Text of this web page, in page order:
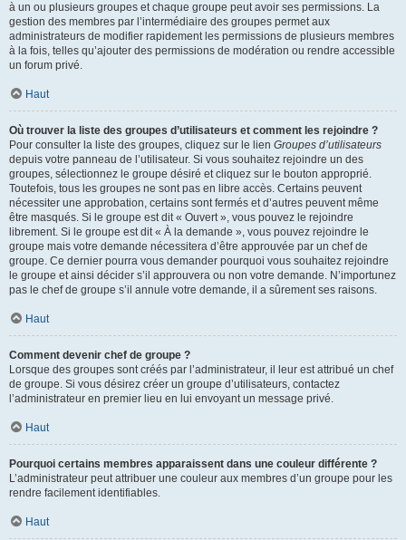
à un ou plusieurs groupes et chaque groupe peut avoir ses permissions. La
gestion des membres par l’intermédiaire des groupes permet aux
administrateurs de modifier rapidement les permissions de plusieurs membres
à la fois, telles qu’ajouter des permissions de modération ou rendre accessible
un forum privé.
Haut
Où trouver la liste des groupes d’utilisateurs et comment les rejoindre ?
Pour consulter la liste des groupes, cliquez sur le lien Groupes d’utilisateurs
depuis votre panneau de l’utilisateur. Si vous souhaitez rejoindre un des
groupes, sélectionnez le groupe désiré et cliquez sur le bouton approprié.
Toutefois, tous les groupes ne sont pas en libre accès. Certains peuvent
nécessiter une approbation, certains sont fermés et d’autres peuvent même
être masqués. Si le groupe est dit « Ouvert », vous pouvez le rejoindre
librement. Si le groupe est dit « À la demande », vous pouvez rejoindre le
groupe mais votre demande nécessitera d’être approuvée par un chef de
groupe. Ce dernier pourra vous demander pourquoi vous souhaitez rejoindre
le groupe et ainsi décider s’il approuvera ou non votre demande. N’importunez
pas le chef de groupe s’il annule votre demande, il a sûrement ses raisons.
Haut
Comment devenir chef de groupe ?
Lorsque des groupes sont créés par l’administrateur, il leur est attribué un chef
de groupe. Si vous désirez créer un groupe d’utilisateurs, contactez
l’administrateur en premier lieu en lui envoyant un message privé.
Haut
Pourquoi certains membres apparaissent dans une couleur différente ?
L’administrateur peut attribuer une couleur aux membres d’un groupe pour les
rendre facilement identifiables.
Haut